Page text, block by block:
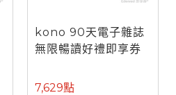
kono 90天電子雜誌
無限暢讀好禮即享券
7,629點